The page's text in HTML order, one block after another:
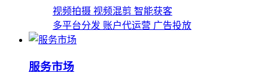
视频拍摄 视频混剪 智能获客
多平台分发 账户代运营 广告投放
服务市场